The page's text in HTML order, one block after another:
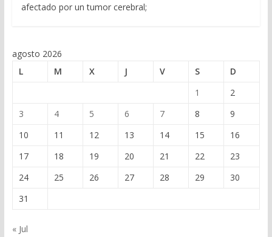
afectado por un tumor cerebral;
agosto 2026
L
M X J V S
D
1
2
3
4 5 6 7 8
9
10
11 12 13 14 15
16
17
18 19 20 21 22
23
24
25 26 27 28 29
30
31
« Jul